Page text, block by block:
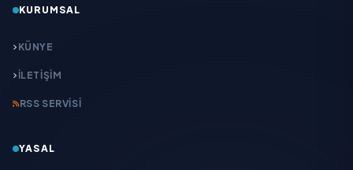
KURUMSAL
KÜNYE
İLETIŞIM
RSS SERVISI
YASAL